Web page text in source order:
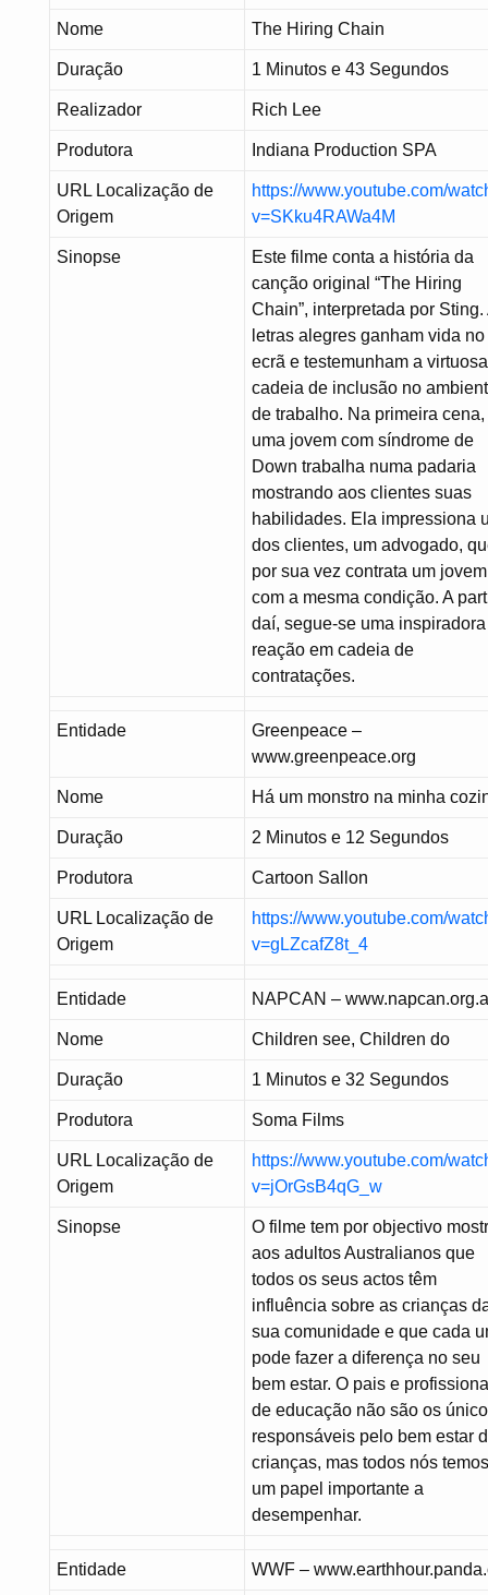
Nome The Hiring Chain
Duração 1 Minutos e 43 Segundos
Realizador Rich Lee
Produtora Indiana Production SPA
URL Localização de
Origem
https://www.youtube.com/
v=SKku4RAWa4M
Sinopse
Este filme conta a história da
canção original “The Hiring
Chain”, interpretada por Sting.
letras alegres ganham vida no
ecrã e testemunham a virtuosa
cadeia de inclusão no
de trabalho. Na primeira cena,
uma jovem com síndrome de
Down trabalha numa padaria
mostrando aos clientes suas
habilidades. Ela impressiona
dos clientes, um advogado,
por sua vez contrata um jovem
com a mesma condição. A
daí, segue-se uma inspiradora
reação em cadeia de
contratações.
Entidade
Greenpeace –
www.greenpeace.org
Nome Há um monstro na minha
Duração 2 Minutos e 12 Segundos
Produtora Cartoon Sallon
URL Localização de
Origem
https://www.youtube.com/
v=gLZcafZ8t_4
Entidade NAPCAN –
Nome Children see, Children do
Duração 1 Minutos e 32 Segundos
Produtora Soma Films
URL Localização de
Origem
https://www.youtube.com/
v=jOrGsB4qG_w
Sinopse
O filme tem por objectivo
aos adultos Australianos que
todos os seus actos têm
influência sobre as crianças
sua comunidade e que cada
pode fazer a diferença no seu
bem estar. O pais e
de educação não são os
responsáveis pelo bem estar
crianças, mas todos nós
um papel importante a
desempenhar.
Entidade WWF –